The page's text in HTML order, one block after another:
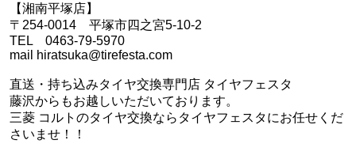
【湘南平塚店】
〒254-0014 平塚市四之宮5-10-2
TEL 0463-79-5970
mail hiratsuka@tirefesta.com
直送・持ち込みタイヤ交換専門店 タイヤフェスタ
藤沢からもお越しいただいております。
三菱 コルトのタイヤ交換ならタイヤフェスタにお任せくだ
さいませ！！